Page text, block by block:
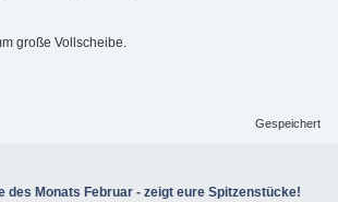
große Vollscheibe.
Gespeichert
des Monats Februar - zeigt eure Spitzenstücke!